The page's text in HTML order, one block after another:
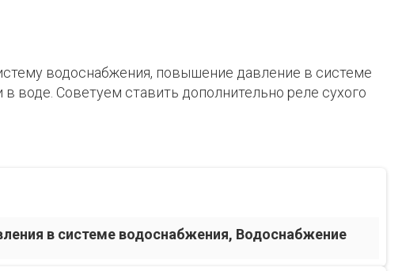
водоснабжения, повышение давление в системе
Советуем ставить дополнительно реле сухого
в системе водоснабжения, Водоснабжение